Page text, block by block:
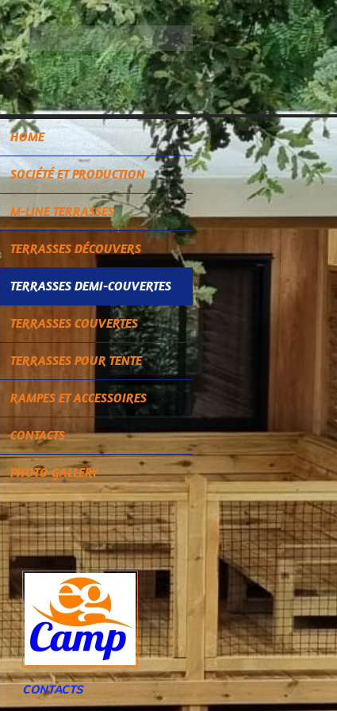
HOME
SOCIÉTÉ ET PRODUCTION
M-LINE TERRASSES
TERRASSES DÉCOUVERS
TERRASSES DEMI-COUVERTES
TERRASSES COUVERTES
TERRASSES POUR TENTE
RAMPES ET ACCESSOIRES
CONTACTS
PHOTO GALLERY
CONTACTS